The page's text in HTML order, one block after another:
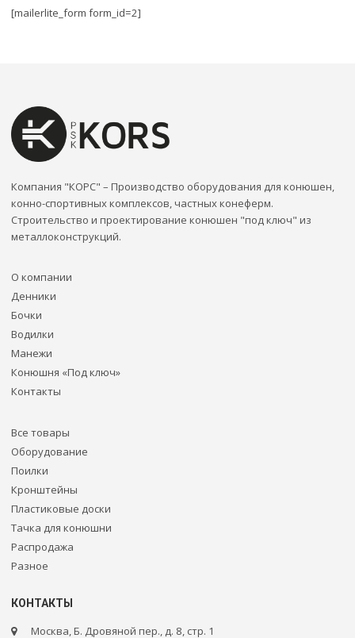
[mailerlite_form form_id=2]
Компания "КОРС" – Производство оборудования для конюшен,
конно-спортивных комплексов, частных конеферм.
Строительство и проектирование конюшен "под ключ" из
металлоконструкций.
О компании
Денники
Бочки
Водилки
Манежи
Конюшня «Под ключ»
Контакты
Все товары
Оборудование
Поилки
Кронштейны
Пластиковые доски
Тачка для конюшни
Распродажа
Разное
КОНТАКТЫ
Москва, Б. Дровяной пер., д. 8, стр. 1